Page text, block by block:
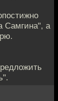
Самгина", а